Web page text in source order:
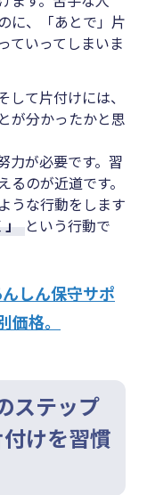
に、「あとで」片
ていってしまいま
て片付けには、
が分かったかと思
力が必要です。習
のが近道です。
うな行動をします
」 という行動で
しん保守サポ
格。
ステップ
けを習慣